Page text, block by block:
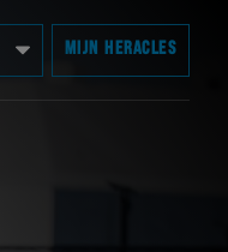
MIJN HERACLES